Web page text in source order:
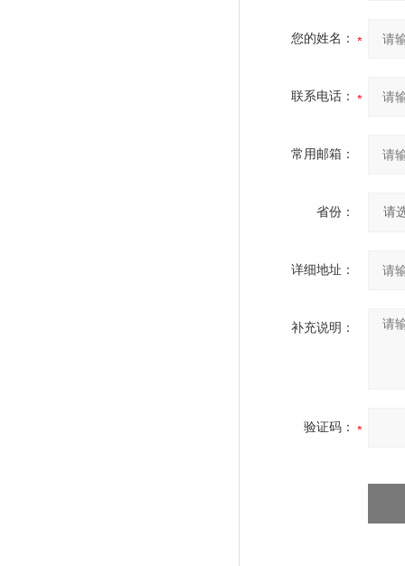
您的姓名：
联系电话：
常用邮箱：
省份：
详细地址：
补充说明：
验证码：